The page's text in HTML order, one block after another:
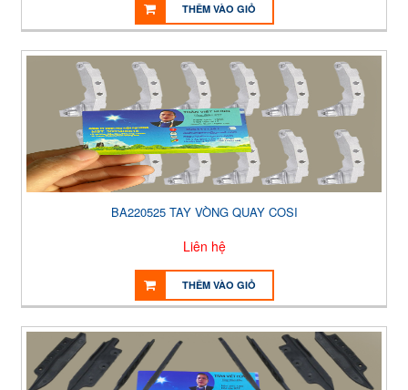
THÊM VÀO GIỎ
BA220525 TAY VÒNG QUAY COSI
Liên hệ
THÊM VÀO GIỎ